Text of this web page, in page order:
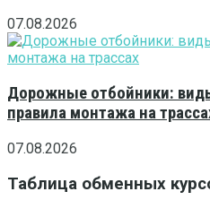
07.08.2026
Дорожные отбойники:
правила монтажа на
07.08.2026
Таблица обменных